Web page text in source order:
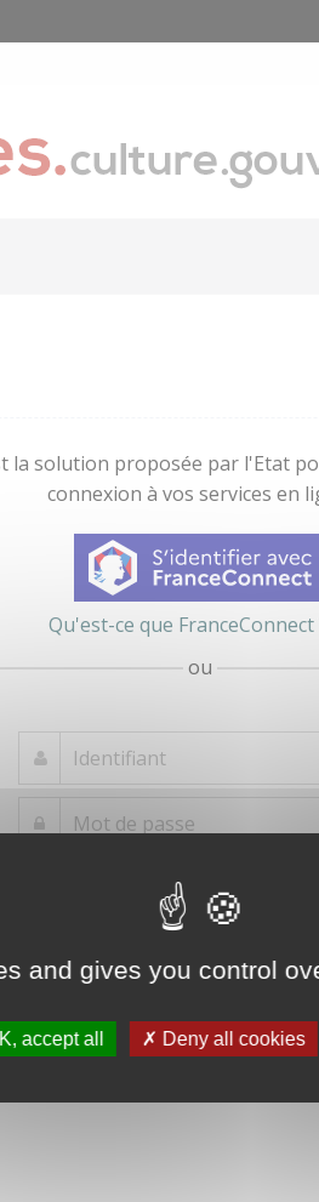
and gives you control
accept all Deny all cookies
la solution proposée par l'Etat
connexion à vos services en
Qu'est-ce que FranceConnect
ou
compte